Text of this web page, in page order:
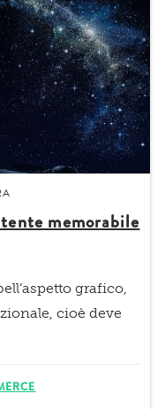
memorabile
grafico,
, cioè deve